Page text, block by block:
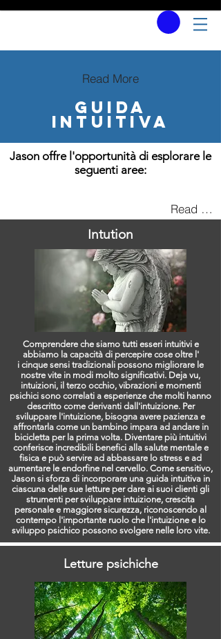
Read More
Guida
intuitiva
Jason offre l'opportunità di esplorare le
seguenti aree:
Read More
Intution
Comprendere che siamo tutti esseri intuitivi e
abbiamo la capacità di percepire cose oltre l'
i cinque sensi tradizionali possono migliorare le
nostre vite in modi molto significativi. Deja vu,
intuizioni, il terzo occhio, vibrazioni e momenti
psichici sono correlati a esperienze che molti hanno
descritto come derivanti dall'intuizione. Per
sviluppare l'intuizione, bisogna avere pazienza e
affrontarla come un bambino impara ad andare in
bicicletta per la prima volta. Diventare più intuitivi
conferisce incredibili benefici alla salute mentale e
fisica e può servire ad abbassare lo stress e ad
aumentare le endorfine nel cervello. Come sensitivo,
Jason si sforza di incorporare una guida intuitiva in
ciascuna delle sue letture per dare ai suoi clienti gli
strumenti per sviluppare intuizione, crescita
personale e maggiore sicurezza, riconoscendo al
contempo l'importante ruolo che l'intuizione e lo
sviluppo psichico possono svolgere nelle loro vite.
Letture psichiche